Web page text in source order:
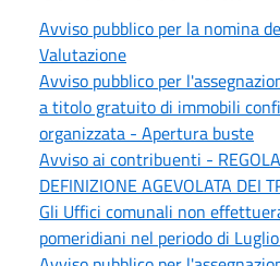
Avviso pubblico per la nomina
Valutazione
Avviso pubblico per
a titolo gratuito di immobili
organizzata - Apertura buste
Avviso ai contribuenti -
DEFINIZIONE AGEVOLATA DEI
Gli Uffici comunali non
pomeridiani nel periodo di